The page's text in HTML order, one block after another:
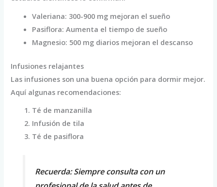
Valeriana: 300-900 mg mejoran el sueño
Pasiflora: Aumenta el tiempo de sueño
Magnesio: 500 mg diarios mejoran el descanso
Infusiones relajantes
Las infusiones son una buena opción para dormir mejor.
Aquí algunas recomendaciones:
Té de manzanilla
Infusión de tila
Té de pasiflora
Recuerda: Siempre consulta con un